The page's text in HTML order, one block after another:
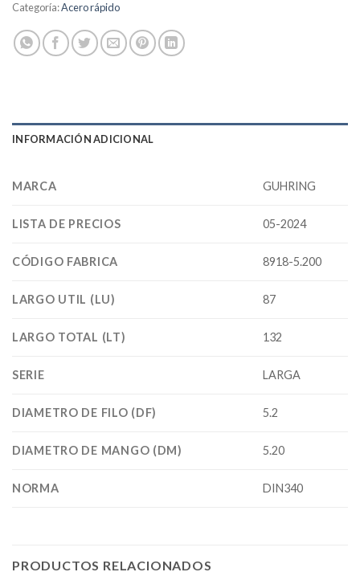
Categoría:Acero rápido
INFORMACIÓN ADICIONAL
MARCA GUHRING
LISTA DE PRECIOS 05-2024
CÓDIGO FABRICA 8918-5.200
LARGO UTIL (LU) 87
LARGO TOTAL (LT) 132
SERIE LARGA
DIAMETRO DE FILO (DF) 5.2
DIAMETRO DE MANGO (DM) 5.20
NORMA DIN340
PRODUCTOS RELACIONADOS